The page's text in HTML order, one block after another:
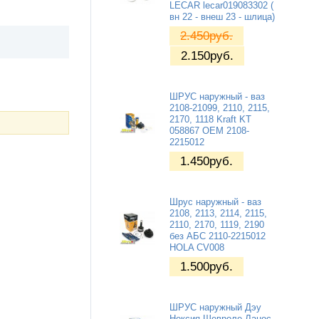
LECAR lecar019083302 (
вн 22 - внеш 23 - шлица)
2.450руб.
2.150руб.
ШРУС наружный - ваз
2108-21099, 2110, 2115,
2170, 1118 Kraft KT
058867 OEM 2108-
2215012
1.450руб.
Шрус наружный - ваз
2108, 2113, 2114, 2115,
2110, 2170, 1119, 2190
без АБС 2110-2215012
HOLA CV008
1.500руб.
ШРУС наружный Дэу